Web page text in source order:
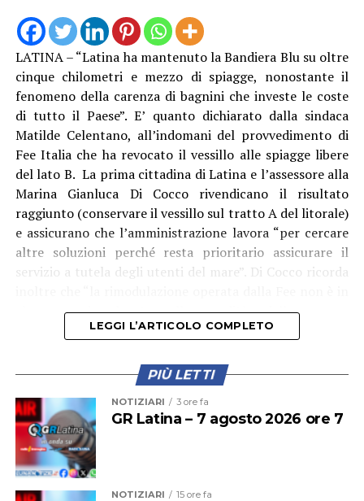
stanziamento – dice – conferma l’attenzione della
Provincia verso uno dei corsi d’acqua più importanti del
nostro territorio. Il Garigliano rappresenta una risorsa
ambientale, economica e turistica di assoluto rilievo,
frequentata ogni anno da numerosi diportisti e
appassionati della nautica provenienti anche dalle vicine
province di Caserta e Frosinone.
LATINA – “Latina ha mantenuto la Bandiera Blu su oltre
cinque chilometri e mezzo di spiagge, nonostante il
fenomeno della carenza di bagnini che investe le coste
di tutto il Paese”. E’ quanto dichiarato dalla sindaca
Matilde Celentano, all’indomani del provvedimento di
Fee Italia che ha revocato il vessillo alle spiagge libere
del lato B. La prima cittadina di Latina e l’assessore alla
Marina Gianluca Di Cocco rivendicano il risultato
raggiunto (conservare il vessillo sul tratto A del litorale)
e assicurano che l’amministrazione lavora “per cercare
altre soluzioni perché resta prioritario assicurare il
servizio a tutela degli utenti del mare”. Di Cocco ricorda
alcun modo legata alla qualità delle acque,
dell’ambiente o dei servizi complessivamente offerti dal
elevati standard richiesti dal programma Bandiera Blu
su tutto il litorale di competenza”.
LEGGI L’ARTICOLO COMPLETO
PIÙ LETTI
NOTIZIARI 3 ore fa
GR Latina – 7 agosto 2026 ore 7
NOTIZIARI 15 ore fa